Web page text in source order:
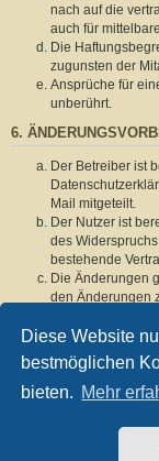
Diese Website
bestmöglichen
bieten. Mehr
nach auf die
auch für
Die
zugunsten der
Ansprüche für
unberührt.
6.
Der Betreiber ist
Mail mitgeteilt.
Der Nutzer ist
des
bestehende
Die Änderungen
den Änderungen
Informationen über
sind in der
Powered